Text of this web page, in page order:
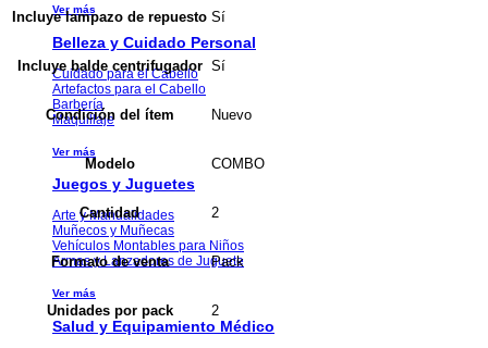
Ver más
Belleza y Cuidado Personal
Cuidado para el Cabello
Artefactos para el Cabello
Barbería
Maquillaje
Ver más
Juegos y Juguetes
Arte y Manualidades
Muñecos y Muñecas
Vehículos Montables para Niños
Armas y Lanzadores de Juguete
Ver más
Salud y Equipamiento Médico
Incluye lampazo de repuesto Sí
Incluye balde centrifugador Sí
Condición del ítem Nuevo
Modelo COMBO
Cantidad 2
Formato de venta Pack
Unidades por pack 2